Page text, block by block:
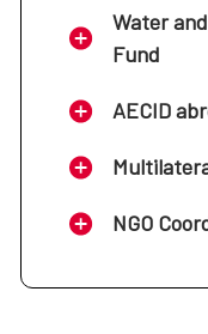
Water
Fund
AECID
NGO